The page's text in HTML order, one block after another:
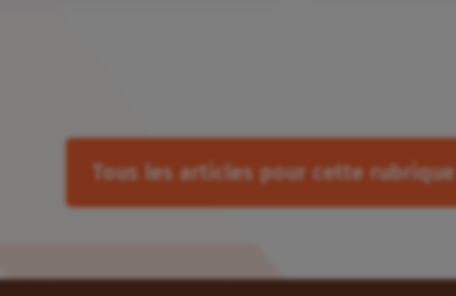
Tous les articles pour cette rubrique